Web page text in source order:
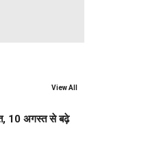
View All
10 अगस्त से बढ़े